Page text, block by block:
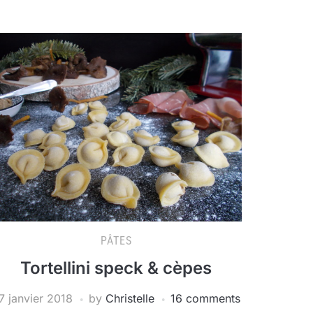
PÂTES
Tortellini speck & cèpes
janvier 2018 by Christelle 16 comments